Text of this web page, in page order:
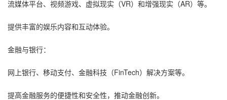
流媒体平台、视频游戏、虚拟现实（VR）和增强现实（AR）等。
提供丰富的娱乐内容和互动体验。
金融与银行：
网上银行、移动支付、金融科技（FinTech）解决方案等。
提高金融服务的便捷性和安全性，推动金融创新。